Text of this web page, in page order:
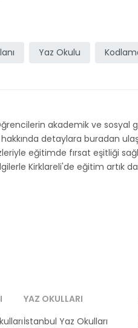
Yaz Okulu
akademik ve sosyal
detaylara buradan
eğitimde fırsat eşitliği
Kirklareli'de eğitim artık
YAZ OKULLARI
İstanbul Yaz Okulları